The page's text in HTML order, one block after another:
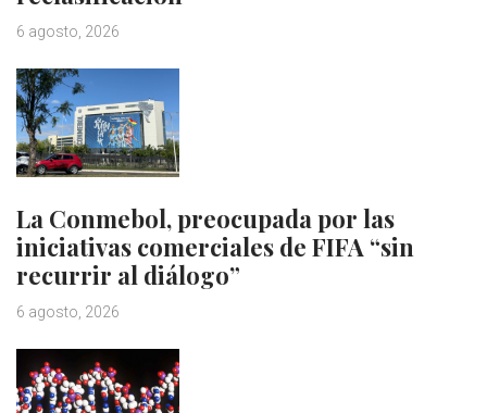
6 agosto, 2026
La Conmebol, preocupada por las
iniciativas comerciales de FIFA “sin
recurrir al diálogo”
6 agosto, 2026